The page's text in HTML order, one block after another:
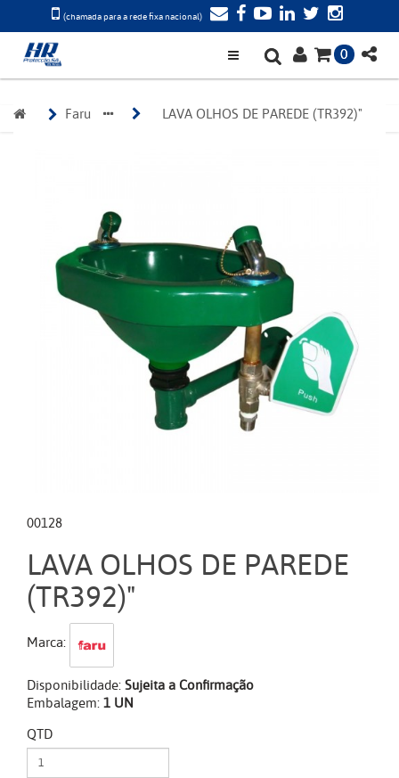
(chamada para a rede fixa nacional)
0
Faru LAVA OLHOS DE PAREDE (TR392)"
00128
LAVA OLHOS DE PAREDE
(TR392)"
Marca:
Disponibilidade:Sujeita a Confirmação
Embalagem:1 UN
QTD